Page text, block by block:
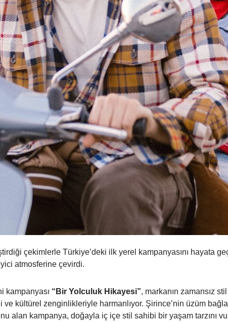
çekimlerle Türkiye’deki ilk yerel kampanyasını hayata
atmosferine çevirdi.
kampanyası “Bir Yolculuk Hikayesi”, markanın zamansız
ve kültürel zenginlikleriyle harmanlıyor. Şirince’nin üzüm
alan kampanya, doğayla iç içe stil sahibi bir yaşam tarzını